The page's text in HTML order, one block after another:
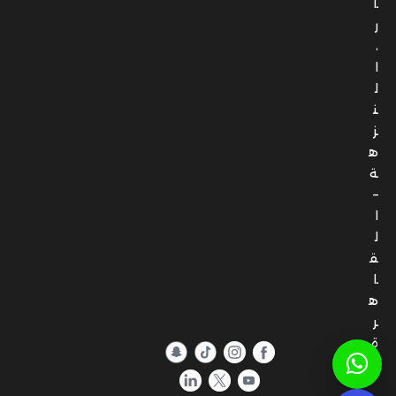
ر
،
ا
ل
ن
ز
ه
ة
–
ا
ل
ق
ا
ه
ر
ة